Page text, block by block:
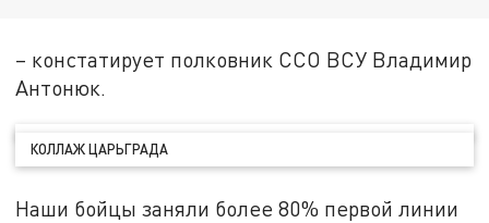
– констатирует полковник ССО ВСУ Владимир
Антонюк.
КОЛЛАЖ ЦАРЬГРАДА
Наши бойцы заняли более 80% первой линии